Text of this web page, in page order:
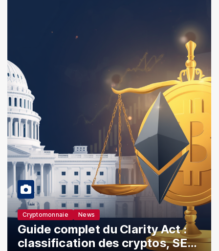
Cryptomonnaie
Les cryptomonnaies : une réelle
menace pour les banques ?